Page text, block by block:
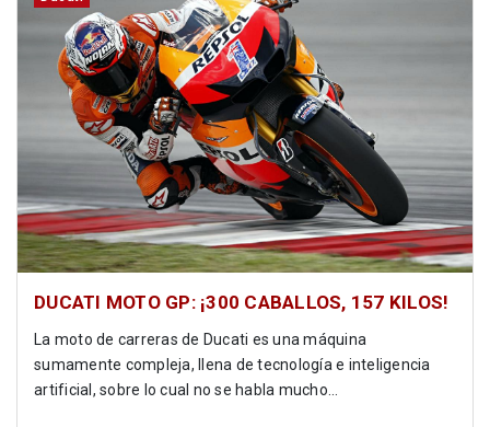
DUCATI MOTO GP: ¡300 CABALLOS, 157 KILOS!
La moto de carreras de Ducati es una máquina
sumamente compleja, llena de tecnología e inteligencia
artificial, sobre lo cual no se habla mucho...